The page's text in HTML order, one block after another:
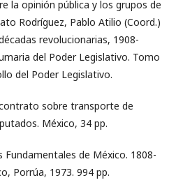
la opinión pública y los grupos de
Rodríguez, Pablo Atilio (Coord.)
revolucionarias, 1908-
del Poder Legislativo. Tomo
del Poder Legislativo.
sobre transporte de
México, 34 pp.
Fundamentales de México. 1808-
Porrúa, 1973. 994 pp.